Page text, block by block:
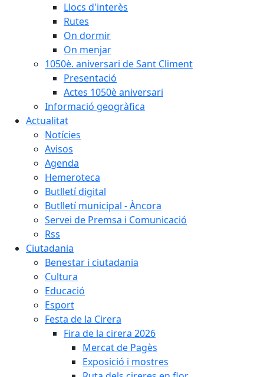
Llocs d'interès
Rutes
On dormir
On menjar
1050è. aniversari de Sant Climent
Presentació
Actes 1050è aniversari
Informació geogràfica
Actualitat
Notícies
Avisos
Agenda
Hemeroteca
Butlletí digital
Butlletí municipal - Àncora
Servei de Premsa i Comunicació
Rss
Ciutadania
Benestar i ciutadania
Cultura
Educació
Esport
Festa de la Cirera
Fira de la cirera 2026
Mercat de Pagès
Exposició i mostres